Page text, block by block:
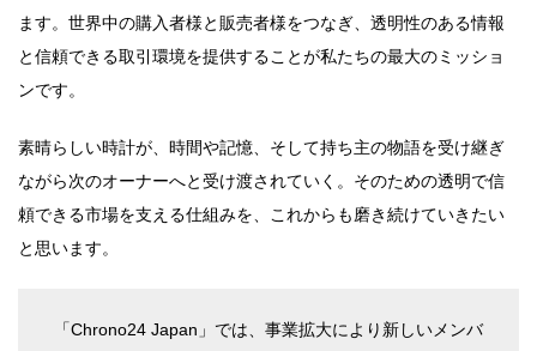
ます。世界中の購入者様と販売者様をつなぎ、透明性のある情報
と信頼できる取引環境を提供することが私たちの最大のミッショ
ンです。
素晴らしい時計が、時間や記憶、そして持ち主の物語を受け継ぎ
ながら次のオーナーへと受け渡されていく。そのための透明で信
頼できる市場を支える仕組みを、これからも磨き続けていきたい
と思います。
「Chrono24 Japan」では、事業拡大により新しいメンバ